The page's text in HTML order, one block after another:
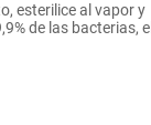
esterilice al vapor y
de las bacterias, el